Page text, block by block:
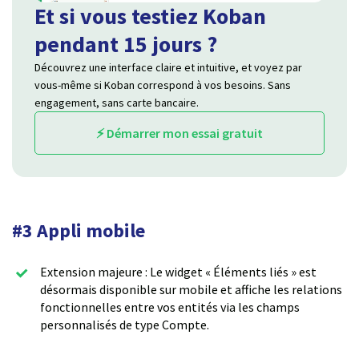
Et si vous testiez Koban
pendant 15 jours ?
Découvrez une interface claire et intuitive, et voyez par
vous-même si Koban correspond à vos besoins. Sans
engagement, sans carte bancaire.
⚡ Démarrer mon essai gratuit
#3 Appli mobile
Extension majeure : Le widget « Éléments liés » est
désormais disponible sur mobile et affiche les relations
fonctionnelles entre vos entités via les champs
personnalisés de type Compte.